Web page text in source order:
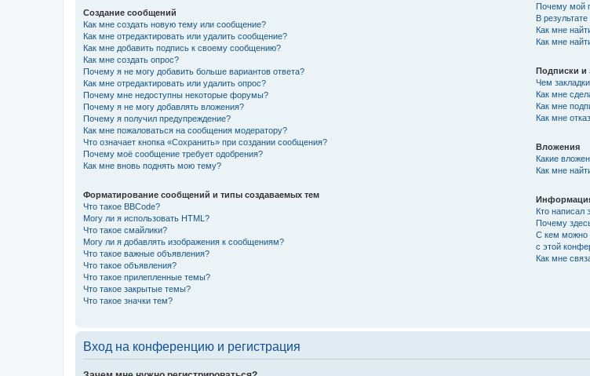
Создание сообщений
Как мне создать новую тему или сообщение?
Как мне отредактировать или удалить сообщение?
Как мне добавить подпись к своему сообщению?
Как мне создать опрос?
Почему я не могу добавить больше вариантов ответа?
Как мне отредактировать или удалить опрос?
Почему мне недоступны некоторые форумы?
Почему я не могу добавлять вложения?
Почему я получил предупреждение?
Как мне пожаловаться на сообщения модератору?
Что означает кнопка «Сохранить» при создании сообщения?
Почему моё сообщение требует одобрения?
Как мне вновь поднять мою тему?
Форматирование сообщений и типы создаваемых тем
Что такое BBCode?
Могу ли я использовать HTML?
Что такое смайлики?
Могу ли я добавлять изображения к сообщениям?
Что такое важные объявления?
Что такое объявления?
Что такое прилепленные темы?
Что такое закрытые темы?
Что такое значки тем?
Почему мой
В
Как мне
Как мне
Подписки и
Чем
Как мне
Как мне
Как мне
Вложения
Какие
Как мне
Кто написал
Почему
С кем можно
с этой
Как мне
Вход на конференцию и регистрация